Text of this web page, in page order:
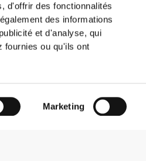
d'offrir des fonctionnalités
des informations
et d'analyse, qui
fournies ou qu'ils ont
Marketing